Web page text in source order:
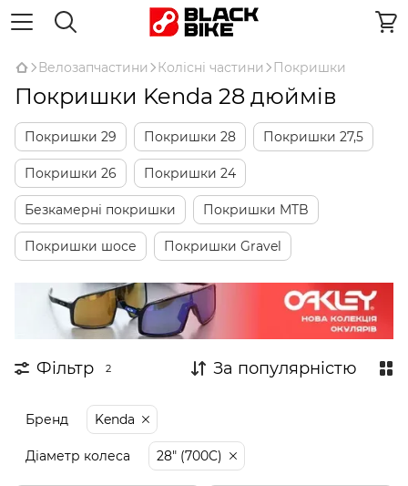
Велозапчастини Колісні частини Покришки
Покришки Kenda 28 дюймів
Покришки 29 Покришки 28 Покришки 27,5
Покришки 26 Покришки 24
Безкамерні покришки Покришки MTB
Покришки шосе Покришки Gravel
Фільтр 2 За популярністю
Бренд Kenda
Діаметр колеса 28" (700C)